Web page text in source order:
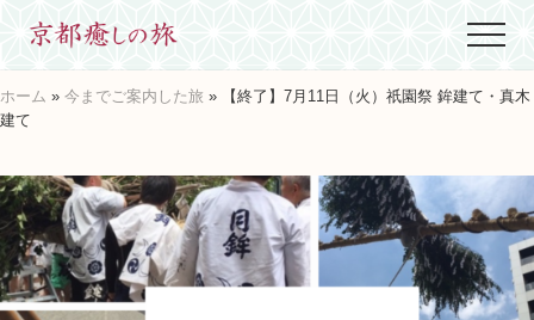
main
content
primary
sidebar
footer
世
界
に
た
た
ひ
と
つ、
京
都
Menu
ホーム » 今までご案内した旅 » 【終了】7月11日（火）祇園祭 鉾建て・真木
建て